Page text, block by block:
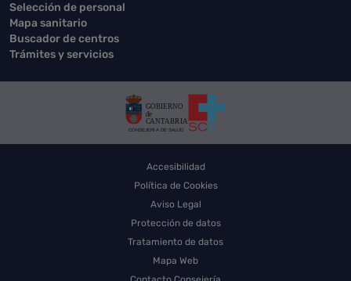
Selección de personal
Mapa sanitario
Buscador de centros
Trámites y servicios
Accesibilidad
Política de Cookies
Aviso Legal
Protección de datos
Tratamiento de datos
Mapa Web